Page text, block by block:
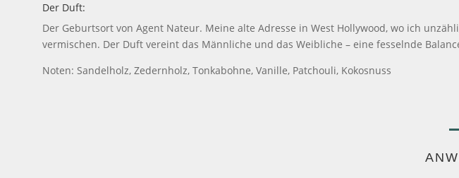
Der Duft:
Der Geburtsort von Agent Nateur. Meine alte Adresse in West Hollywood, wo ich
vermischen. Der Duft vereint das Männliche und das Weibliche – eine fesselnde
Noten: Sandelholz, Zedernholz, Tonkabohne, Vanille, Patchouli, Kokosnuss